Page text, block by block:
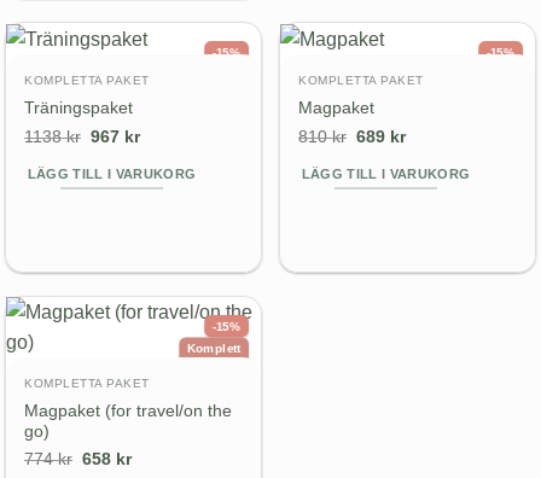
-15%
KOMPLETTA PAKET
Träningspaket
1138kr Det
priset
var:
967 krDet
priset
är:
LÄGG TILL I VARUKORG
-15%
KOMPLETTA PAKET
Magpaket
810kr Det
priset
var:
689 krDet
priset
är:
LÄGG TILL I VARUKORG
-15%
Komplett
KOMPLETTA PAKET
Magpaket (for travel/on the
go)
774kr Det
658 krDet